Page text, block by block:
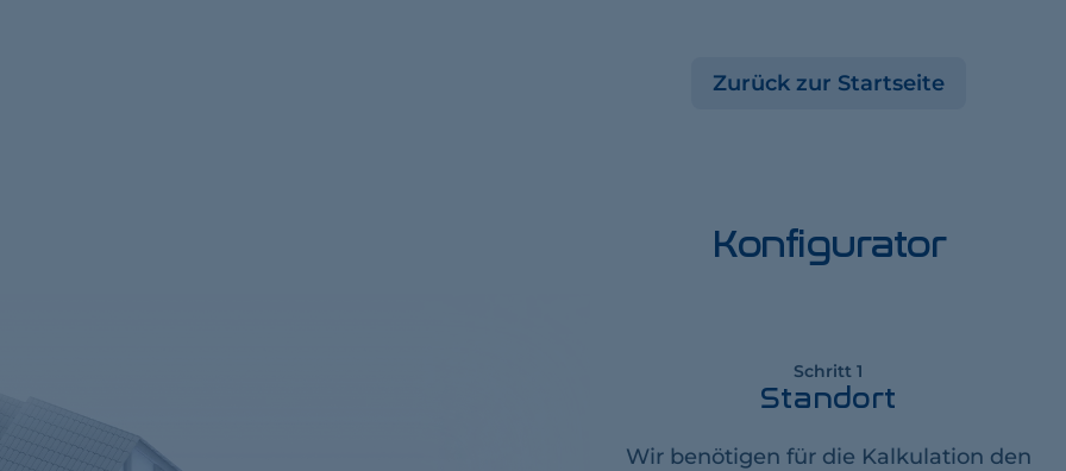
Zurück zur Startseite
Konfigurator
Schritt 1
Standort
Wir benötigen für die Kalkulation den